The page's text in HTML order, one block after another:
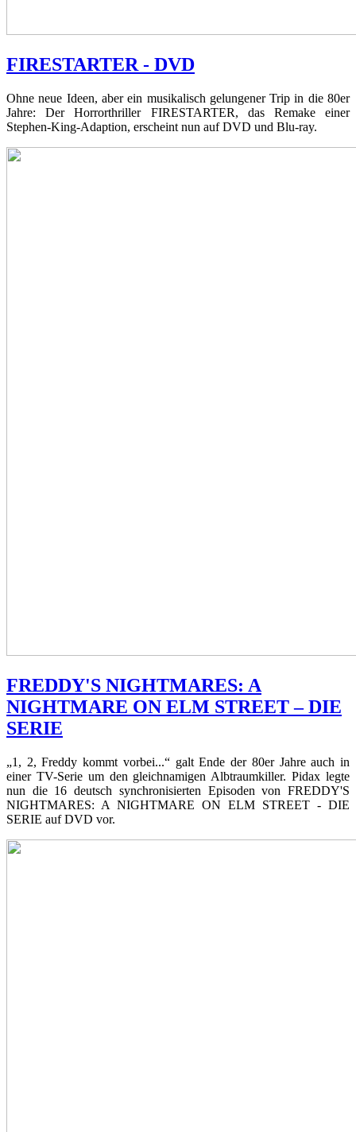
FIRESTARTER - DVD
Ohne neue Ideen, aber ein musikalisch gelungener Trip in die 80er
Jahre: Der Horrorthriller FIRESTARTER, das Remake einer
Stephen-King-Adaption, erscheint nun auf DVD und Blu-ray.
FREDDY'S NIGHTMARES: A
NIGHTMARE ON ELM STREET – DIE
SERIE
„1, 2, Freddy kommt vorbei...“ galt Ende der 80er Jahre auch in
einer TV-Serie um den gleichnamigen Albtraumkiller. Pidax legte
nun die 16 deutsch synchronisierten Episoden von FREDDY'S
NIGHTMARES: A NIGHTMARE ON ELM STREET - DIE
SERIE auf DVD vor.